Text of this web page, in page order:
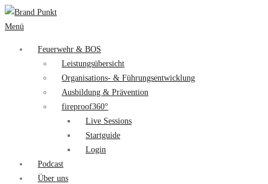
Menü
Feuerwehr & BOS
Leistungsübersicht
Organisations- & Führungsentwicklung
Ausbildung & Prävention
fireproof360°
Live Sessions
Startguide
Login
Podcast
Über uns